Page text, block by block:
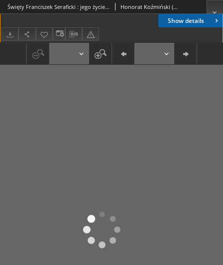
Show details
Święty Franciszek Seraficki : jego życie, wielkie dzieła, duch, dary, pisma i nauki i ich odbicie w naśladowcach jego. T. 1 Honorat Koźmiński (bł. ; 1829-1916)